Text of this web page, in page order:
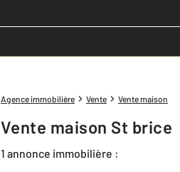
Agence immobilière Vente Vente maison
Vente maison St brice
1 annonce immobilière :